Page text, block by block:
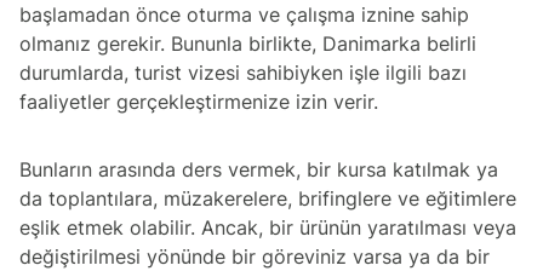
başlamadan önce oturma ve çalışma iznine sahip
olmanız gerekir. Bununla birlikte, Danimarka belirli
durumlarda, turist vizesi sahibiyken işle ilgili bazı
faaliyetler gerçekleştirmenize izin verir.
Bunların arasında ders vermek, bir kursa katılmak ya
da toplantılara, müzakerelere, brifinglere ve eğitimlere
eşlik etmek olabilir. Ancak, bir ürünün yaratılması veya
değiştirilmesi yönünde bir göreviniz varsa ya da bir